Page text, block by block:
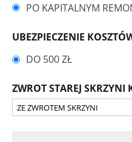
PO KAPITALNYM
UBEZPIECZENIE
DO 500 ZŁ
ZWROT STAREJ SKRZYNI